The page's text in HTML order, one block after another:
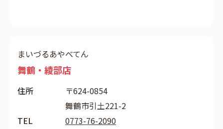
まいづるあやべてん
舞鶴・綾部店
住所
〒624-0854
舞鶴市引土221-2
TEL
0773-76-2090